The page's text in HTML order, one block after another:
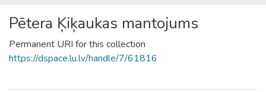
Pētera Ķiķaukas mantojums
Permanent URI for this collection
https://dspace.lu.lv/handle/7/61816